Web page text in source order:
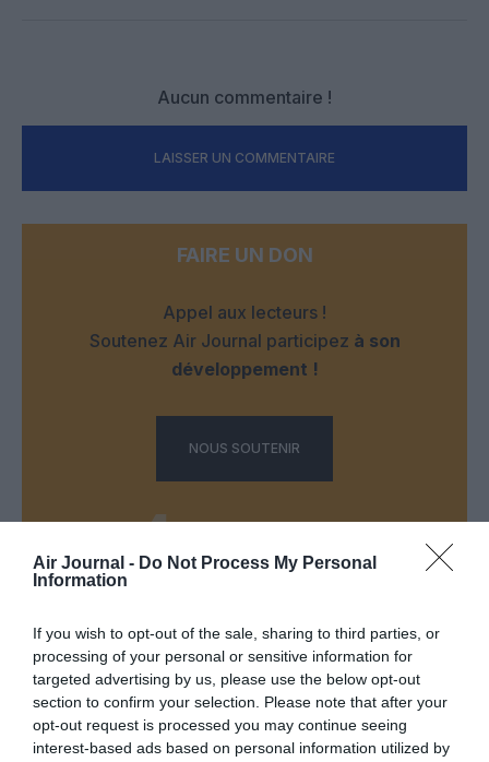
Air Journal - Do Not Process My Personal
Information
If you wish to opt-out of the sale, sharing to third parties, or
processing of your personal or sensitive information for
targeted advertising by us, please use the below opt-out
section to confirm your selection. Please note that after your
opt-out request is processed you may continue seeing
interest-based ads based on personal information utilized by
Aucun commentaire !
LAISSER UN COMMENTAIRE
FAIRE UN DON
Appel aux lecteurs !
Soutenez Air Journal participez à son
développement !
NOUS SOUTENIR
DERNIERS COMMENTAIRES
Djma commenté l'article :
Après Emirates, Lufthansa remet en cause la réception